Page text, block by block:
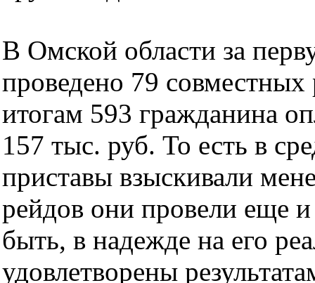
В Омской области за
проведено 79
итогам 593 гражданина
157 тыс. руб. То есть в
приставы взыскивали
рейдов они провели еще
быть, в надежде на его
удовлетворены